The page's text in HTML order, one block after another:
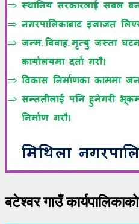
बटेश्वर गाउँ